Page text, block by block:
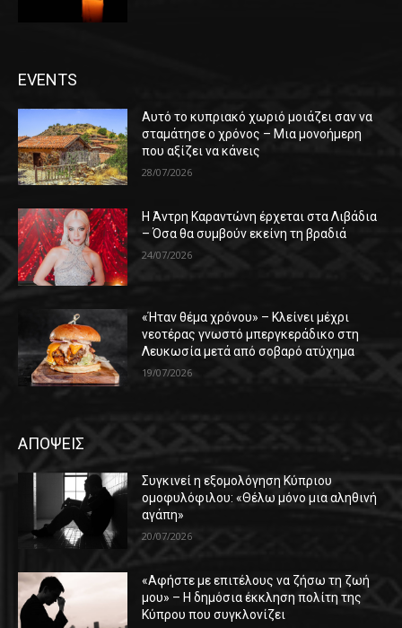
EVENTS
Αυτό το κυπριακό χωριό μοιάζει σαν να
σταμάτησε ο χρόνος – Μια μονοήμερη
που αξίζει να κάνεις
28/07/2026
Η Άντρη Καραντώνη έρχεται στα Λιβάδια
– Όσα θα συμβούν εκείνη τη βραδιά
24/07/2026
«Ήταν θέμα χρόνου» – Κλείνει μέχρι
νεοτέρας γνωστό μπεργκεράδικο στη
Λευκωσία μετά από σοβαρό ατύχημα
19/07/2026
ΑΠΟΨΕΙΣ
Συγκινεί η εξομολόγηση Κύπριου
ομοφυλόφιλου: «Θέλω μόνο μια αληθινή
αγάπη»
20/07/2026
«Αφήστε με επιτέλους να ζήσω τη ζωή
μου» – Η δημόσια έκκληση πολίτη της
Κύπρου που συγκλονίζει